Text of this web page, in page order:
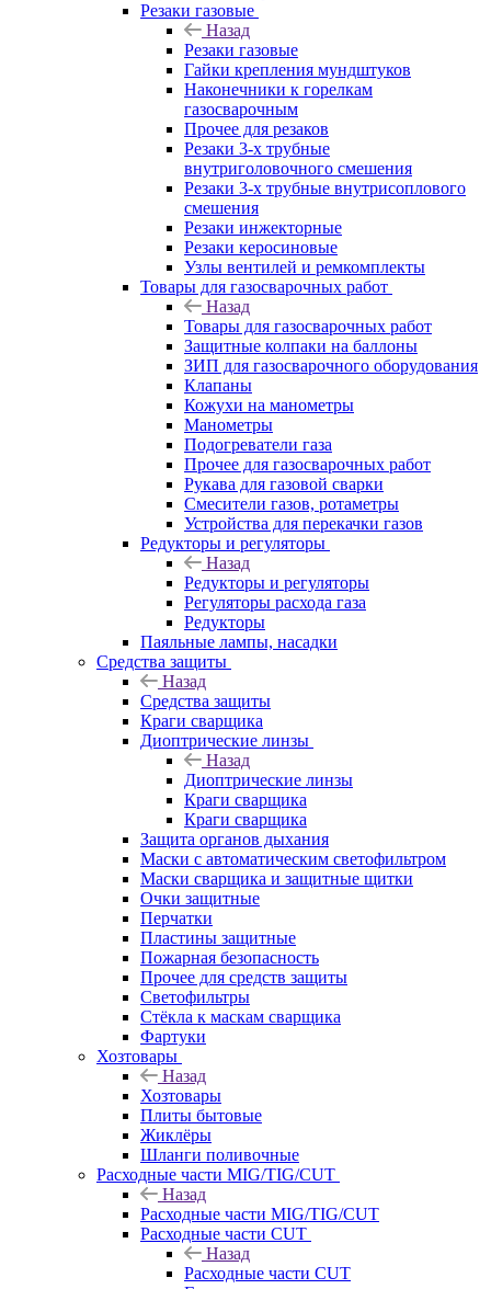
Резаки газовые
Назад
Резаки газовые
Гайки крепления мундштуков
Наконечники к горелкам
газосварочным
Прочее для резаков
Резаки 3-х трубные
внутриголовочного смешения
Резаки 3-х трубные внутрисоплового
смешения
Резаки инжекторные
Резаки керосиновые
Узлы вентилей и ремкомплекты
Товары для газосварочных работ
Назад
Товары для газосварочных работ
Защитные колпаки на баллоны
ЗИП для газосварочного оборудования
Клапаны
Кожухи на манометры
Манометры
Подогреватели газа
Прочее для газосварочных работ
Рукава для газовой сварки
Смесители газов, ротаметры
Устройства для перекачки газов
Редукторы и регуляторы
Назад
Редукторы и регуляторы
Регуляторы расхода газа
Редукторы
Паяльные лампы, насадки
Средства защиты
Назад
Средства защиты
Краги сварщика
Диоптрические линзы
Назад
Диоптрические линзы
Краги сварщика
Краги сварщика
Защита органов дыхания
Маски с автоматическим светофильтром
Маски сварщика и защитные щитки
Очки защитные
Перчатки
Пластины защитные
Пожарная безопасность
Прочее для средств защиты
Светофильтры
Стёкла к маскам сварщика
Фартуки
Хозтовары
Назад
Хозтовары
Плиты бытовые
Жиклёры
Шланги поливочные
Расходные части MIG/TIG/CUT
Назад
Расходные части MIG/TIG/CUT
Расходные части CUT
Назад
Расходные части CUT